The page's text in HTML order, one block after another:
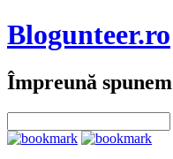
Blogunteer.ro
Împreună